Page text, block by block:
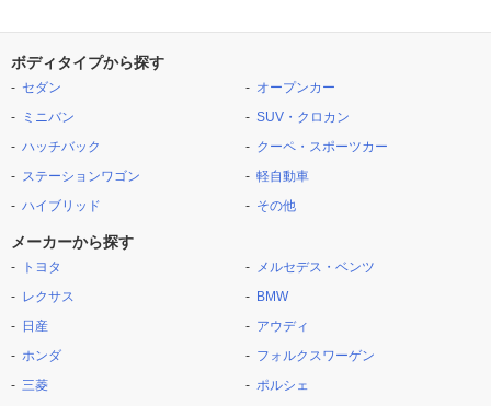
ボディタイプから探す
セダン
ミニバン
ハッチバック
ステーションワゴン
ハイブリッド
オープンカー
SUV・クロカン
クーペ・スポーツカー
軽自動車
その他
メーカーから探す
トヨタ
レクサス
日産
ホンダ
三菱
メルセデス・ベンツ
BMW
アウディ
フォルクスワーゲン
ポルシェ